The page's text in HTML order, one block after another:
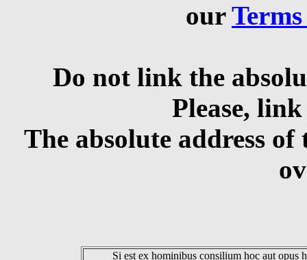
our
Do not link the
Please,
The absolute address
Si est ex hominibus consilium hoc aut opus